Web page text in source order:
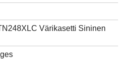
Värikasetti Sininen